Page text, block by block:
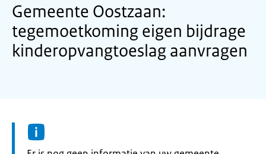
Gemeente Oostzaan:
tegemoetkoming eigen bijdrage
kinderopvangtoeslag aanvragen